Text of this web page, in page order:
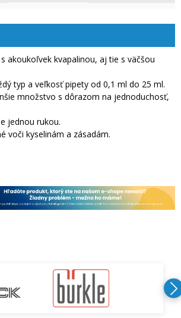
akoukoľvek kvapalinou, aj tie s väčšou
typ a veľkosť pipety od 0,1 ml do 25 ml.
množstvo s dôrazom na jednoduchosť,
jednou rukou.
voči kyselinám a zásadám.